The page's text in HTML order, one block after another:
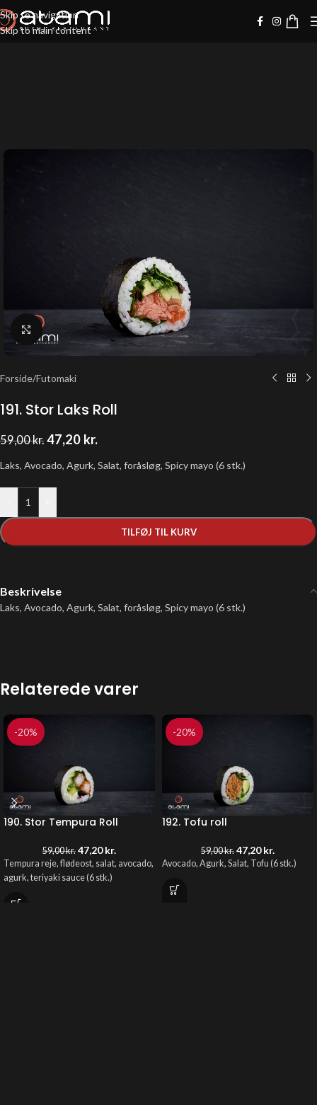
Skip to navigation
Skip to main content
Klik for at forstørre
Forside/Futomaki
191. Stor Laks Roll
59,00kr. 47,20 kr.
Laks, Avocado, Agurk, Salat, foråsløg, Spicy mayo (6 stk.)
TILFØJ TIL KURV
Beskrivelse
Laks, Avocado, Agurk, Salat, foråsløg, Spicy mayo (6 stk.)
Relaterede varer
-20%
190. Stor Tempura Roll
59,00kr. 47,20kr.
Tempura reje, flødeost, salat, avocado,
agurk, teriyaki sauce (6 stk.)
-20%
192. Tofu roll
59,00kr. 47,20kr.
Avocado, Agurk, Salat, Tofu (6 stk.)